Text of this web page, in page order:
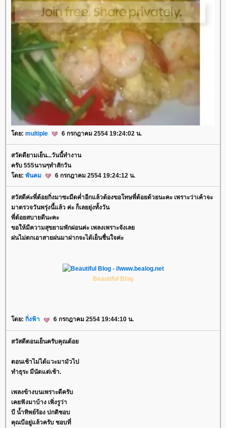
ดย: multiple 6 กรกฎาคม 2554 19:24:02 น.
สวัดดียามเย็น...วันนี้ทำงาน
ครับ 555นานๆทำสักวัน
ดย: พันคม 6 กรกฎาคม 2554 19:24:12 น.
สวัสดีค่ะพี่ต้อยกิ่งมาซะมืดค่ำอีกแล้วต้องขอโทษพี่ต้อยด้วยนะคะ เพราะว่าเค้าจะ
มาตรวจวันพรุ่งนี้แล้ว ค่ะ ก็เลยยุ่งทั้งวัน
พี่ต้อยสบายดีนะคะ
ขอให้มีความสุขยามพักผ่อนค่ะ เพลงเพราะจังเล
ฝนไม่ตกเอาสายฝนมาฝากจะได้เย็นชื่นใจค่ะ
Beautiful Blog
ดย: กิ่งฟ้า 6 กรกฎาคม 2554 19:44:10 น.
สวัสดีตอนเย็นครับคุณต้อ
ตอนเช้าไม่ได้แวะมามัวไป
ทำธุระ มีนัดแต่เช้า.
เพลงข้างบนเพราะดีครับ
เคยฟังมาบ้าง เพิ่งรูว่า
บี น้ำทิพย์ร้อง ปกติชอบ
คุณบีอยู่แล้วครับ ชอบที่